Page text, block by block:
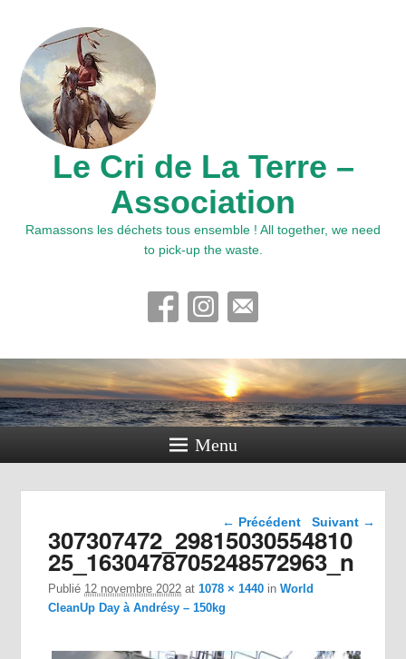
Le Cri de La Terre –
Association
Ramassons les déchets tous ensemble ! All together, we need
to pick-up the waste.
Menu
Navigation dans les
images
← Précédent Suivant →
307307472_29815030554810
25_1630478705248572963_n
Publié 12 novembre 2022 at1078 × 1440 inWorld
CleanUp Day à Andrésy – 150kg